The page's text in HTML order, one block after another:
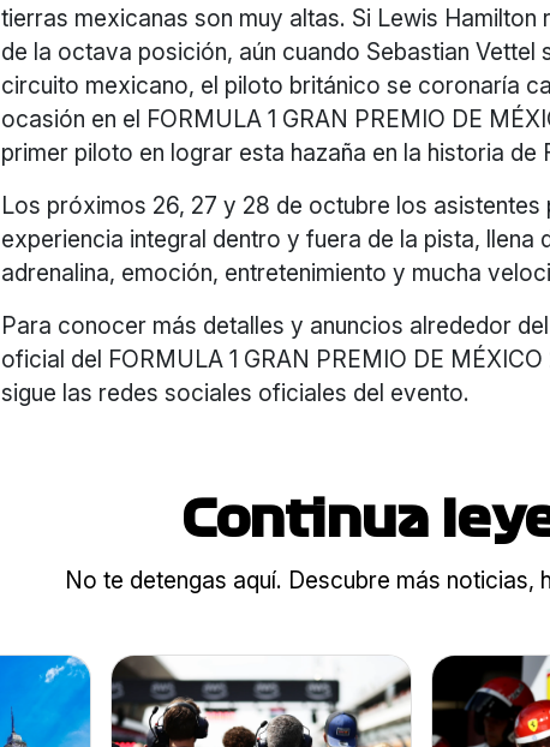
tierras mexicanas son muy altas. Si Lewis Hamilton
de la octava posición, aún cuando Sebastian Vettel
circuito mexicano, el piloto británico se coronaría
ocasión en el FORMULA 1 GRAN PREMIO DE
primer piloto en lograr esta hazaña en la historia de
Los próximos 26, 27 y 28 de octubre los asistentes
experiencia integral dentro y fuera de la pista, llena
adrenalina, emoción, entretenimiento y mucha
Para conocer más detalles y anuncios alrededor
oficial del FORMULA 1 GRAN PREMIO DE MÉXICO
sigue las redes sociales oficiales del evento.
Continua
No te detengas aquí. Descubre más noticias,